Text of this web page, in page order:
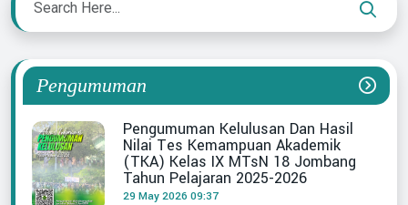
Pengumuman
Pengumuman Kelulusan Dan Hasil
Nilai Tes Kemampuan Akademik
(TKA) Kelas IX MTsN 18 Jombang
Tahun Pelajaran 2025-2026
29 May 2026 09:37